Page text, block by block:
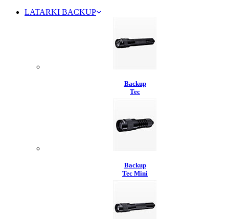
LATARKI BACKUP
Backup
Tec
Backup
Tec Mini